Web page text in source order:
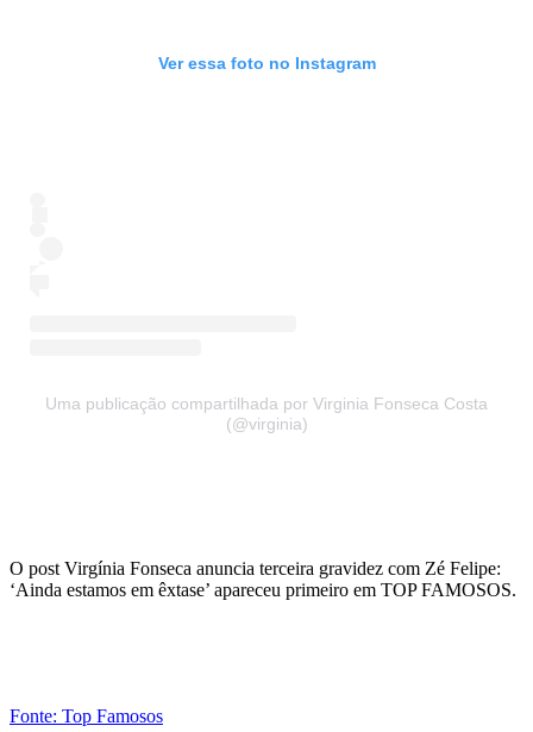
Ver essa foto no Instagram
Uma publicação compartilhada por Virginia Fonseca Costa
(@virginia)
O post Virgínia Fonseca anuncia terceira gravidez com Zé Felipe:
‘Ainda estamos em êxtase’ apareceu primeiro em TOP FAMOSOS.
Fonte: Top Famosos